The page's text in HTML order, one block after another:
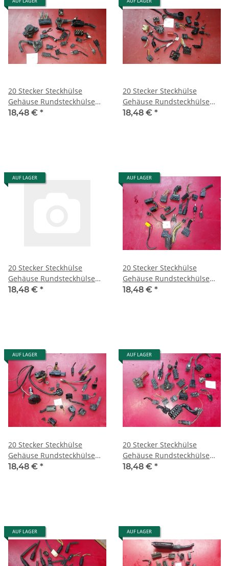
20 Stecker Steckhülse
Gehäuse Rundsteckhülse
Porsche Mercedes W126
18,48 € *
20 Stecker Steckhülse
Gehäuse Rundsteckhülse
Porsche Mercedes W126
18,48 € *
AUF LAGER
20 Stecker Steckhülse
Gehäuse Rundsteckhülse
Porsche Mercedes W126
18,48 € *
AUF LAGER
20 Stecker Steckhülse
Gehäuse Rundsteckhülse
Porsche Mercedes W126
18,48 € *
AUF LAGER
20 Stecker Steckhülse
Gehäuse Rundsteckhülse
Porsche Mercedes W126
18,48 € *
AUF LAGER
20 Stecker Steckhülse
Gehäuse Rundsteckhülse
Porsche Mercedes W126
18,48 € *
AUF LAGER AUF LAGER